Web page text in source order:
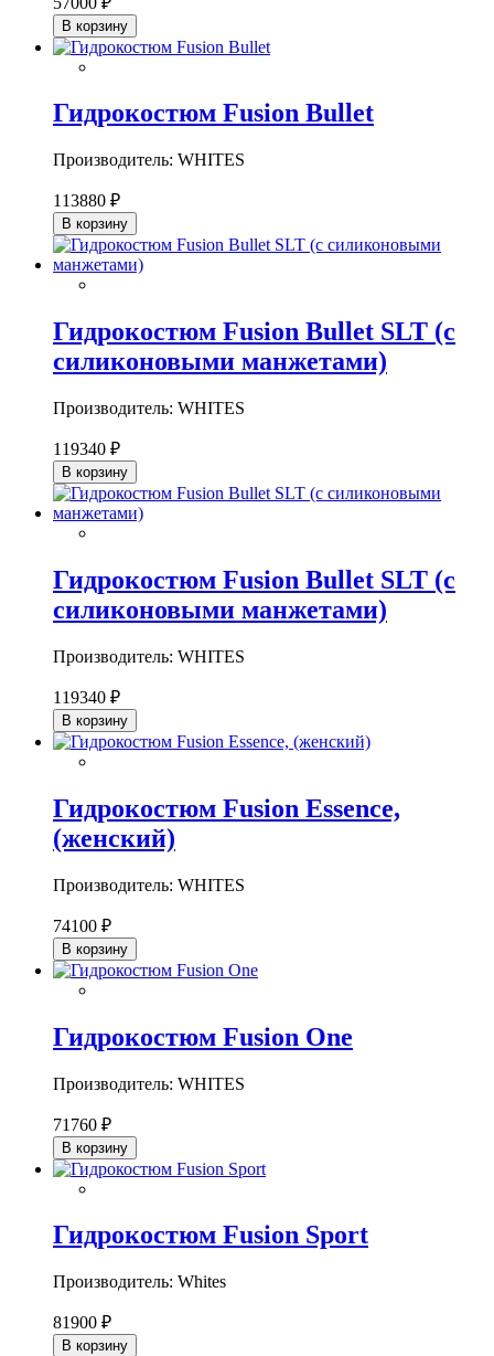
В корзину
Гидрокостюм Fusion Bullet
Производитель: WHITES
113880 ₽
В корзину
Гидрокостюм Fusion Bullet SLT (с
силиконовыми манжетами)
Производитель: WHITES
119340 ₽
В корзину
Гидрокостюм Fusion Bullet SLT (с
силиконовыми манжетами)
Производитель: WHITES
119340 ₽
В корзину
Гидрокостюм Fusion Essence,
(женский)
Производитель: WHITES
74100 ₽
В корзину
Гидрокостюм Fusion One
Производитель: WHITES
71760 ₽
В корзину
Гидрокостюм Fusion Sport
Производитель: Whites
81900 ₽
В корзину